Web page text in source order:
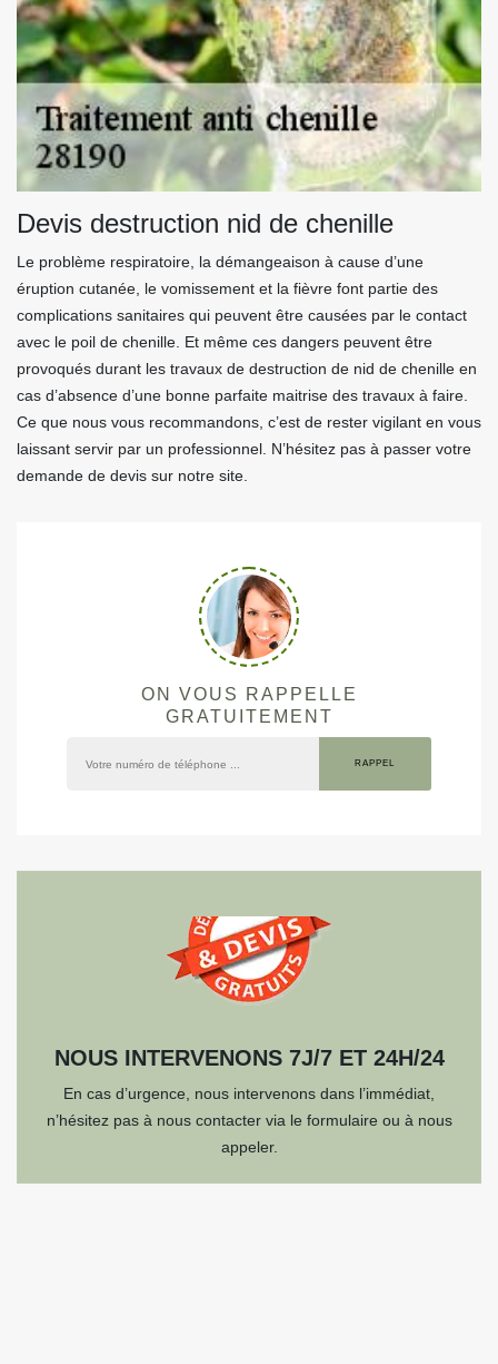
Devis destruction nid de chenille
Le problème respiratoire, la démangeaison à cause d’une
éruption cutanée, le vomissement et la fièvre font partie des
complications sanitaires qui peuvent être causées par le contact
avec le poil de chenille. Et même ces dangers peuvent être
provoqués durant les travaux de destruction de nid de chenille en
cas d’absence d’une bonne parfaite maitrise des travaux à faire.
Ce que nous vous recommandons, c’est de rester vigilant en vous
laissant servir par un professionnel. N’hésitez pas à passer votre
demande de devis sur notre site.
ON VOUS RAPPELLE
GRATUITEMENT
NOUS INTERVENONS 7J/7 ET 24H/24
En cas d’urgence, nous intervenons dans l’immédiat,
n’hésitez pas à nous contacter via le formulaire ou à nous
appeler.